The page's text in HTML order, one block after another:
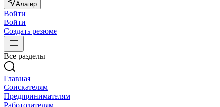
Алагир
Войти
Войти
Создать резюме
Все разделы
Главная
Соискателям
Предпринимателям
Работодателям